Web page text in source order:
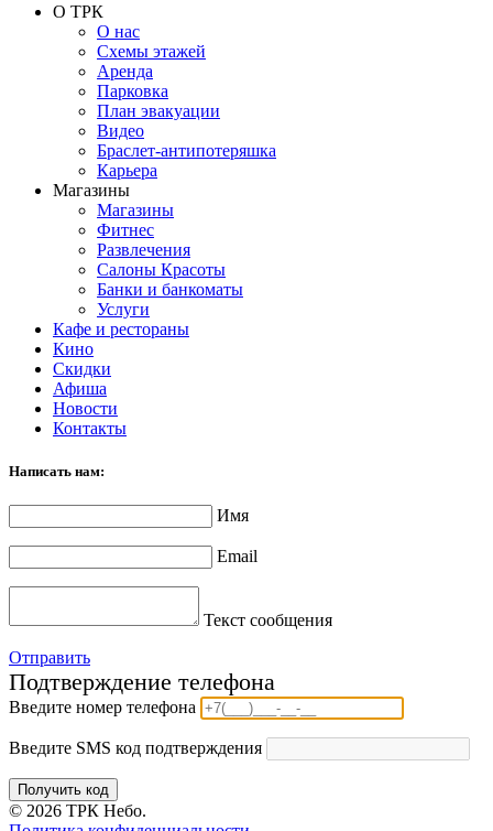
О ТРК
О нас
Схемы этажей
Аренда
Парковка
План эвакуации
Видео
Браслет-антипотеряшка
Карьера
Магазины
Магазины
Фитнес
Развлечения
Салоны Красоты
Банки и банкоматы
Услуги
Кафе и рестораны
Кино
Скидки
Афиша
Новости
Контакты
Написать нам:
Имя
Email
Текст сообщения
Отправить
Подтверждение телефона
Введите номер телефона
Введите SMS код подтверждения
Получить код
© 2026 ТРК Небо.